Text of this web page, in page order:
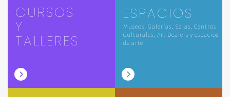
CURSOS
Y
TALLERES
ESPACIOS
Museos, Galerías, Salas, Centros
Culturales, Art Dealers y espacios
de arte